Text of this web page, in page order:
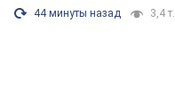
44 минуты назад 3,4 т.